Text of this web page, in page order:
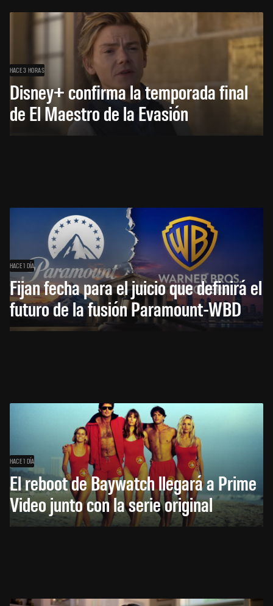
HACE 3 HORAS
Disney+ confirma la temporada final
de El Maestro de la Evasión
HACE 1 DÍA
Fijan fecha para el juicio que definirá el
futuro de la fusión Paramount-WBD
HACE 1 DÍA
El reboot de Baywatch llegará a Prime
Video junto con la serie original